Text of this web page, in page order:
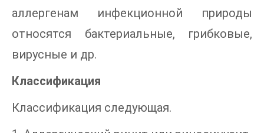
аллергенам инфекционной природы
относятся бактериальные, грибковые,
вирусные и др.
Классификация
Классификация следующая.